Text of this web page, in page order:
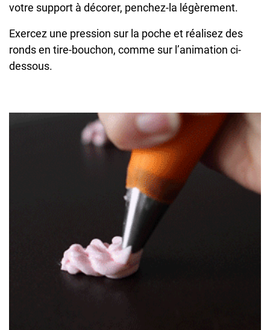
votre support à décorer, penchez-la légèrement.
Exercez une pression sur la poche et réalisez des
ronds en tire-bouchon, comme sur l’animation ci-
dessous.